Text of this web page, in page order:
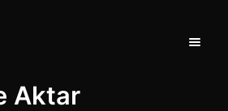
Ana Sayfası
Aktar